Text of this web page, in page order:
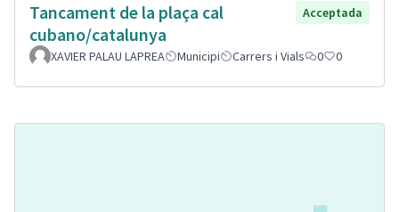
Tancament de la plaça cal
cubano/catalunya
Acceptada
XAVIER PALAU LAPREA Municipi Carrers i Vials 0 0